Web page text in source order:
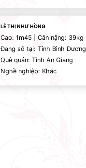
LÊ THỊ NHƯ HỒNG
Cao: 1m45 | Cân nặng: 39kg
Đang số tại: Tỉnh Bình Dương
Quê quán: Tỉnh An Giang
Nghề nghiệp: Khác